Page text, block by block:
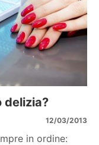
delizia?
12/03/2013
in ordine: